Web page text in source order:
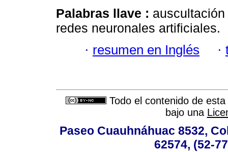
Palabras llave :
redes neuronales artificiales.
· resumen en Inglés ·
Todo el contenido de
bajo una
Paseo Cuauhnáhuac 8532,
62574, (52-